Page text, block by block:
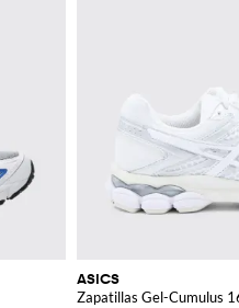
ASICS
Zapatillas Gel-Cumulus